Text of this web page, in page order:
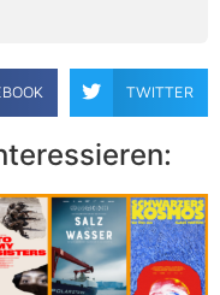
TWITTER